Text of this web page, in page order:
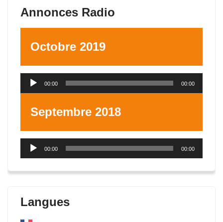
Annonces Radio
Octobre 2019
Lecteur
00:00 00:00
Septembre 2018
Lecteur
00:00 00:00
Langues